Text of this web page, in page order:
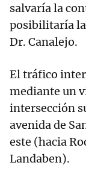
salvaría la
posibilitaría la
Dr. Canalejo.
El tráfico
mediante un
intersección
avenida de
este (hacia
Landaben).